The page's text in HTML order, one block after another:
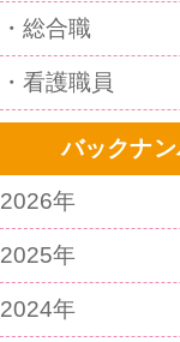
・総合職
・看護職員
バックナ
2026年
2025年
2024年